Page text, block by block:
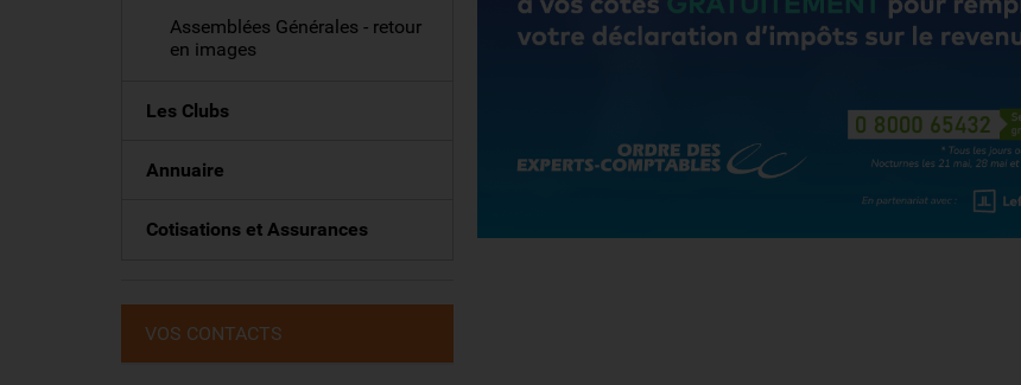
Assemblées Générales - retour
en images
Les Clubs
Annuaire
Cotisations et Assurances
VOS CONTACTS